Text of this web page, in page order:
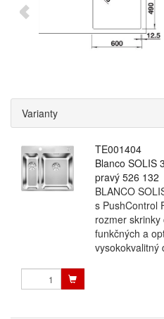
Varianty
TE001404
Blanco SOLIS
pravý 526 132
BLANCO
s PushControl
rozmer
funkčných a
vysokokvalitný